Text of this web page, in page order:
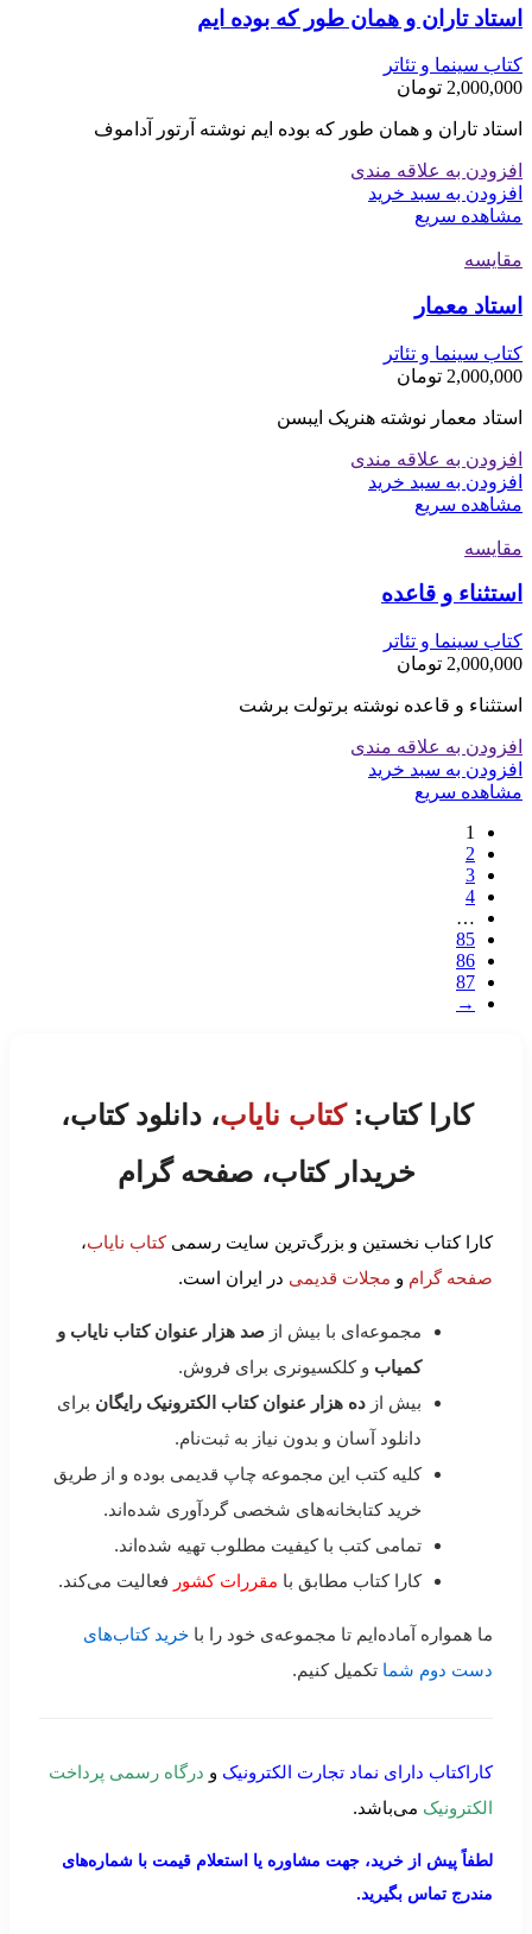
استاد تاران و همان طور که بوده ایم
کتاب سینما و تئاتر
2,000,000 تومان
استاد تاران و همان طور که بوده ایم نوشته آرتور آداموف
افزودن به علاقه مندی
افزودن به سبد خرید
مشاهده سریع
مقایسه
استاد معمار
کتاب سینما و تئاتر
2,000,000 تومان
استاد معمار نوشته هنریک ایبسن
افزودن به علاقه مندی
افزودن به سبد خرید
مشاهده سریع
مقایسه
استثناء و قاعده
کتاب سینما و تئاتر
2,000,000 تومان
استثناء و قاعده نوشته برتولت برشت
افزودن به علاقه مندی
افزودن به سبد خرید
مشاهده سریع
1
2
3
4
…
85
86
87
→
کارا کتاب:کتاب نایاب، دانلود کتاب،
خریدار کتاب، صفحه گرام
کارا کتاب نخستین و بزرگ‌ترین سایت رسمیکتاب نایاب،
صفحه گرام و مجلات قدیمی در ایران است.
مجموعه‌ای با بیش از صد هزار عنوان کتاب نایاب و
کمیاب و کلکسیونری برای فروش.
بیش از ده هزار عنوان کتاب الکترونیک رایگان برای
دانلود آسان و بدون نیاز به ثبت‌نام.
کلیه کتب این مجموعه چاپ قدیمی بوده و از طریق
خرید کتابخانه‌های شخصی گردآوری شده‌اند.
تمامی کتب با کیفیت مطلوب تهیه شده‌اند.
کارا کتاب مطابق با مقررات کشور فعالیت می‌کند.
ما همواره آماده‌ایم تا مجموعه‌ی خود را با خرید کتاب‌های
دست دوم شما تکمیل کنیم.
کاراکتاب دارای نماد تجارت الکترونیک و درگاه رسمی پرداخت
الکترونیک می‌باشد.
لطفاً پیش از خرید، جهت مشاوره یا استعلام قیمت با شماره‌های
مندرج تماس بگیرید.